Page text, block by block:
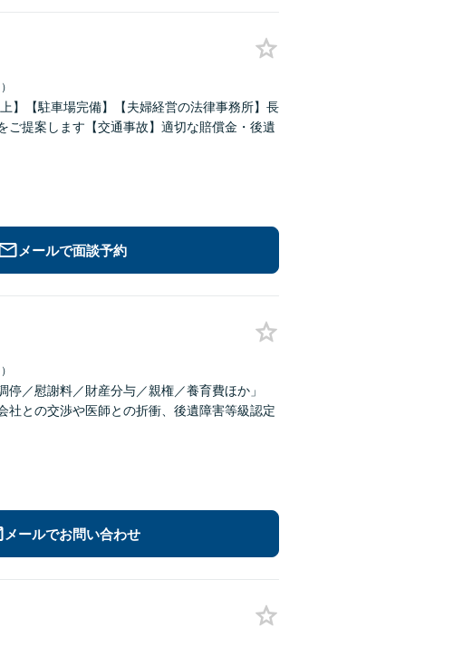
】【駐車場完備】【夫婦経営の法律事務所】長
提案します【交通事故】適切な賠償金・後遺
メールで面談予約
／慰謝料／財産分与／親権／養育費ほか」
社との交渉や医師との折衝、後遺障害等級認定
メールでお問い合わせ